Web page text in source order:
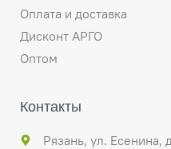
Оплата и доставка
Дисконт АРГО
Оптом
Контакты
Рязань, ул. Есенина,